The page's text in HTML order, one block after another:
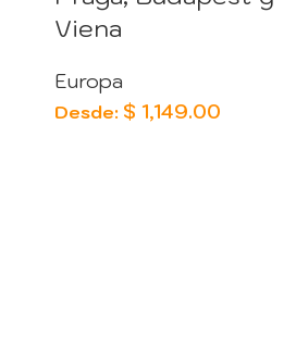
Viena
Europa
Desde: $1,149.00